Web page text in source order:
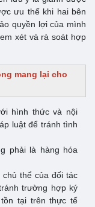
ưu thế khi hai bên
quyền lợi của mình
xét và rà soát hợp
mang lại cho
hình thức và nội
luật để tránh tình
phải là hàng hóa
thể của đối tác
trường hợp ký
tại trên thực tế